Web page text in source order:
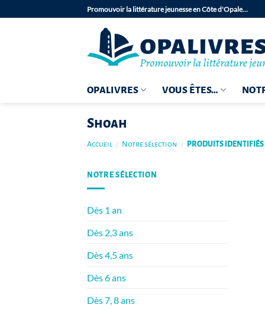
au
Promouvoir la littérature jeunesse en Côte d'Opale…
OPALIVRES VOUS ÊTES…
Shoah
Accueil / Notre sélection / PRODUITS
NOTRE SÉLECTION
Dès 1 an
Dès 2,3 ans
Dès 4,5 ans
Dès 6 ans
Dès 7, 8 ans